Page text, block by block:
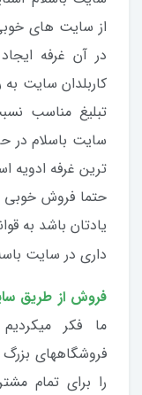
از سایت های
در آن غرفه
کاربلدان سایت
تبلیغ مناسب
سایت باسلام در
ترین غرفه ادویه
حتما فروش خوبی
یادتان باشد به
داری در سایت
فروش از طریق
ما فکر
فروشگاههای
را برای تمام